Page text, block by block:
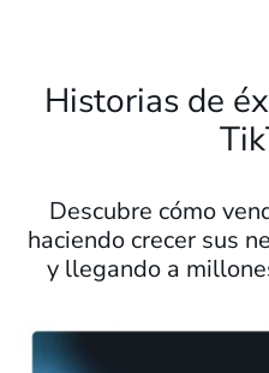
Historias de
Descubre cómo
haciendo crecer sus
y llegando a